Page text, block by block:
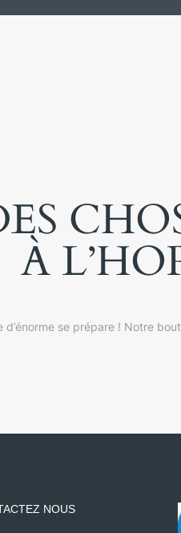
À
d’énorme se prépare ! Notre
NOUS